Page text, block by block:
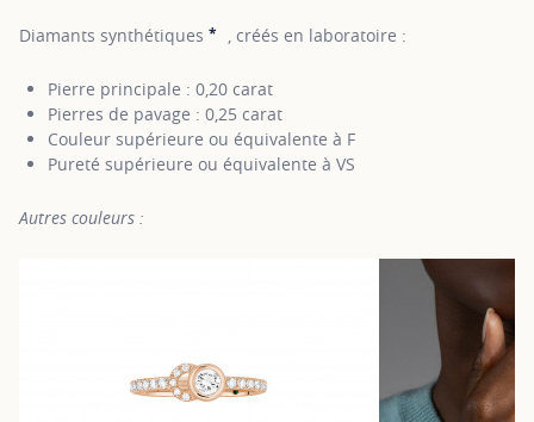
Diamants synthétiques * SHOW TOOLTIP
, créés en laboratoire :
Pierre principale : 0,20 carat
Pierres de pavage : 0,25 carat
Couleur supérieure ou équivalente à F
Pureté supérieure ou équivalente à VS
Autres couleurs :